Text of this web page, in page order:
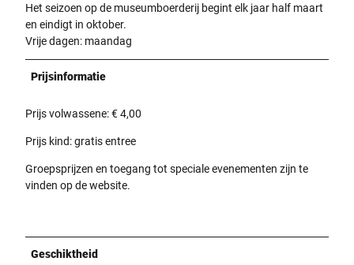
Het seizoen op de museumboerderij begint elk jaar half maart
en eindigt in oktober.
Vrije dagen: maandag
Prijsinformatie
Prijs volwassene: € 4,00
Prijs kind: gratis entree
Groepsprijzen en toegang tot speciale evenementen zijn te
vinden op de website.
Geschiktheid